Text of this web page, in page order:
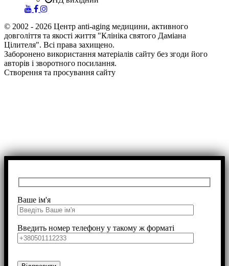
© 2002 - 2026 Центр anti-aging медицини, активного
довголіття та якості життя "Клініка святого Даміана
Цілителя". Всі права захищено.
Заборонено використання матеріалів сайту без згоди його
авторів і зворотного посилання.
Створення та просування сайту
Ваше ім'я
Введить номер телефону у такому ж форматі